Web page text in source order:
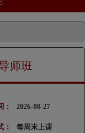
师班
： 2026-08-27
： 每周末上课